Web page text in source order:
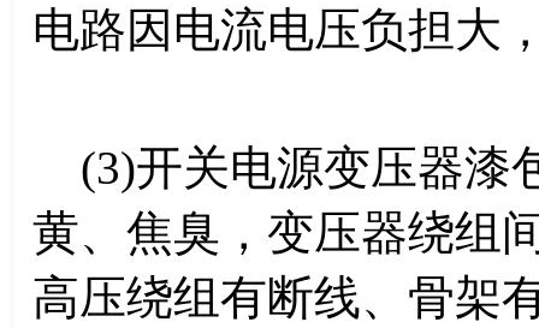
电路因电流电压负担
(3)开关电源变压器漆
黄、焦臭，变压器绕组
高压绕组有断线、骨架